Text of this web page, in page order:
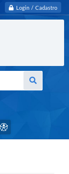
Login / Cadastro